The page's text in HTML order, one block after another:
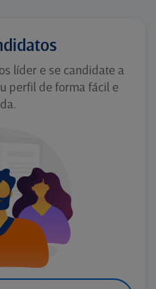
líder e se candidate a
perfil de forma fácil e